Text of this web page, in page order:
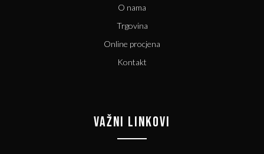
O nama
Trgovina
Online procjena
Kontakt
VAŽNI LINKOVI